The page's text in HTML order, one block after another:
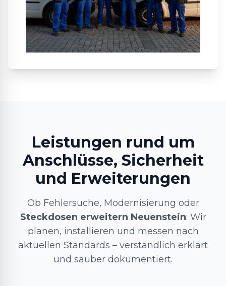
Leistungen rund um
Anschlüsse, Sicherheit
und Erweiterungen
Ob Fehlersuche, Modernisierung oder
Steckdosen erweitern Neuenstein: Wir
planen, installieren und messen nach
aktuellen Standards – verständlich erklärt
und sauber dokumentiert.